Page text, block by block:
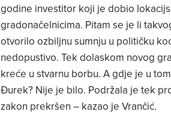
godine investitor koji je dobio
gradonačelnicima. Pitam se je li
otvorilo ozbiljnu sumnju u političku
nedopustivo. Tek dolaskom novog
kreće u stvarnu borbu. A gdje je u
Đurek? Nije je bilo. Podržala je tek
zakon prekršen – kazao je Vrančić.